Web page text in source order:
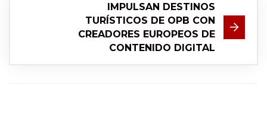
IMPULSAN DESTINOS
TURÍSTICOS DE OPB CON
CREADORES EUROPEOS DE
CONTENIDO DIGITAL